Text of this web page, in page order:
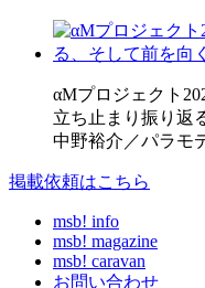
αMプロジェクト
立ち止まり振り返
中野裕介／パラモ
掲載依頼はこちら
msb! info
msb! magazine
msb! caravan
お問い合わせ